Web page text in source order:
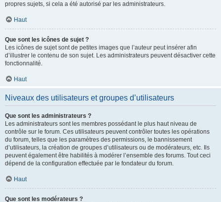
propres sujets, si cela a été autorisé par les administrateurs.
Haut
Que sont les icônes de sujet ?
Les icônes de sujet sont de petites images que l’auteur peut insérer afin
d’illustrer le contenu de son sujet. Les administrateurs peuvent désactiver cette
fonctionnalité.
Haut
Niveaux des utilisateurs et groupes d’utilisateurs
Que sont les administrateurs ?
Les administrateurs sont les membres possédant le plus haut niveau de
contrôle sur le forum. Ces utilisateurs peuvent contrôler toutes les opérations
du forum, telles que les paramètres des permissions, le bannissement
d’utilisateurs, la création de groupes d’utilisateurs ou de modérateurs, etc. Ils
peuvent également être habilités à modérer l’ensemble des forums. Tout ceci
dépend de la configuration effectuée par le fondateur du forum.
Haut
Que sont les modérateurs ?